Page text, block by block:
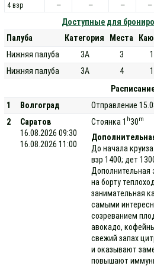
4 взр — — — —
Доступные для
Палуба
Категория Места
Нижняя палуба
3А 3 1
Нижняя палуба
3А 4 1
1
Волгоград
Отправление
2
Саратов
16.08.2026 09:30
16.08.2026 11:00
Стоянка 1 h30m
До начала круиза
взр 1400; дет
Дополнительная
на борту
занимательная
самыми
созреванием
авокадо,
свежий запах
и оказывают
повышают